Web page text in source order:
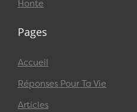
Honte
Pages
Accueil
Réponses Pour Ta Vie
Articles